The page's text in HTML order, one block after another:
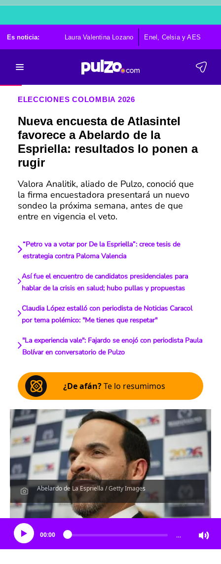
Es noticia: Laura Valentina Lozano Enel, Celsia y AES
ELECCIONES COLOMBIA 2026
Nueva encuesta de Atlasintel
favorece a Abelardo de la
Espriella: resultados lo ponen a
rugir
Valora Analitik, aliado de Pulzo, conoció que
la firma encuestadora presentará un nuevo
sondeo la próxima semana, antes de que
entre en vigencia el veto.
“Petro va a votar por De la Espriella”: crece tesis de
estrategia contra Paloma Valencia
Así fue el encuentro de candidatos presidenciales para
hablar de la crisis en salud; hubo pullas y propuestas
Claudia López estalló con periodista de Noticias Caracol
por tema polémico: "Me tienes que respetar"
"La experiencia vale": Fajardo se enojó con periodista Paula
Bolívar en conversatorio de Pulzo
¿De afán?Te lo resumimos
Abelardo de La Espriella / Getty Images
Escucha el artículo
00:00 …